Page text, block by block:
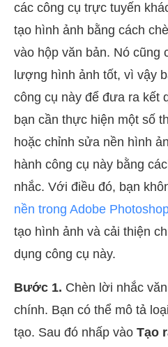
các công cụ trực tuyến
tạo hình ảnh bằng cách
vào hộp văn bản. Nó cũng
lượng hình ảnh tốt, vì vậy
công cụ này để đưa ra kết
bạn cần thực hiện một số
hoặc chỉnh sửa nền hình
hành công cụ này bằng
nhắc. Với điều đó, bạn
nền trong Adobe
tạo hình ảnh và cải thiện
dụng công cụ này.
Bước 1. Chèn lời nhắc
chính. Bạn có thể mô tả
tạo. Sau đó nhấp vào Tạo